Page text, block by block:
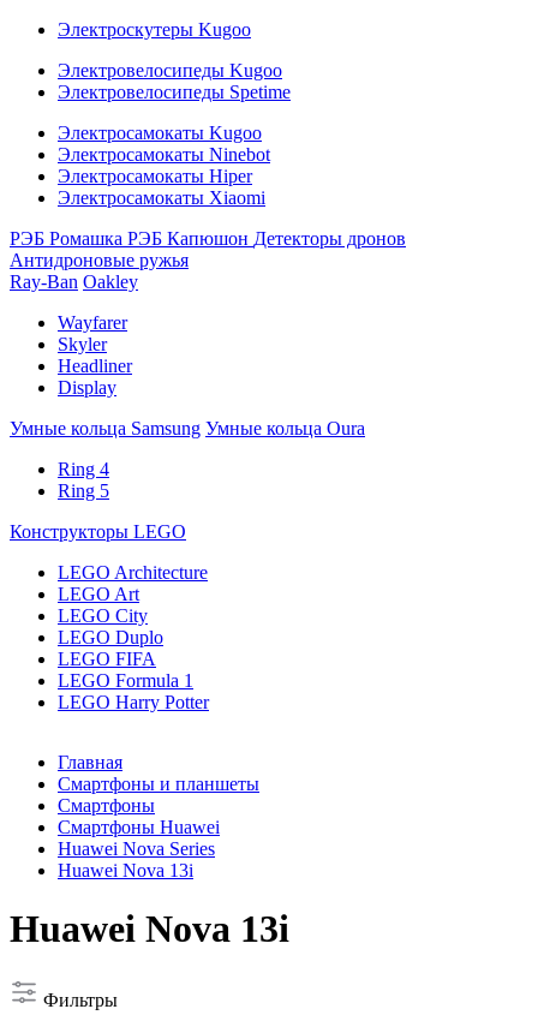
Электроскутеры Kugoo
Электровелосипеды Kugoo
Электровелосипеды Spetime
Электросамокаты Kugoo
Электросамокаты Ninebot
Электросамокаты Hiper
Электросамокаты Xiaomi
РЭБ Ромашка РЭБ Капюшон Детекторы дронов
Антидроновые ружья
Ray-Ban Oakley
Wayfarer
Skyler
Headliner
Display
Умные кольца Samsung Умные кольца Oura
Ring 4
Ring 5
Конструкторы LEGO
LEGO Architecture
LEGO Art
LEGO City
LEGO Duplo
LEGO FIFA
LEGO Formula 1
LEGO Harry Potter
Главная
Смартфоны и планшеты
Смартфоны
Смартфоны Huawei
Huawei Nova Series
Huawei Nova 13i
Huawei Nova 13i
Фильтры